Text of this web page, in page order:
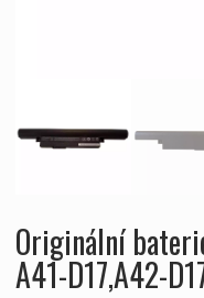
Originální
A41-D17,A42-